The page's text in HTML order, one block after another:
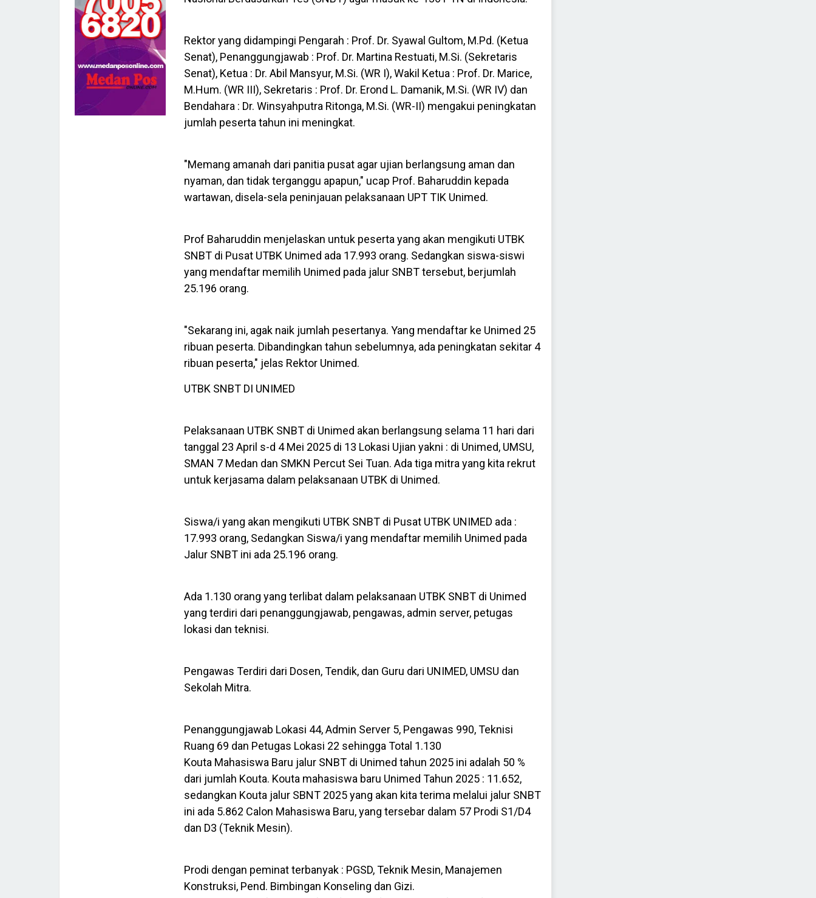
Rektor yang didampingi Pengarah : Prof. Dr. Syawal Gultom, M.Pd. (Ketua
Senat), Penanggungjawab : Prof. Dr. Martina Restuati, M.Si. (Sekretaris
Senat), Ketua : Dr. Abil Mansyur, M.Si. (WR I), Wakil Ketua : Prof. Dr. Marice,
M.Hum. (WR III), Sekretaris : Prof. Dr. Erond L. Damanik, M.Si. (WR IV) dan
Bendahara : Dr. Winsyahputra Ritonga, M.Si. (WR-II) mengakui peningkatan
jumlah peserta tahun ini meningkat.
"Memang amanah dari panitia pusat agar ujian berlangsung aman dan
nyaman, dan tidak terganggu apapun," ucap Prof. Baharuddin kepada
wartawan, disela-sela peninjauan pelaksanaan UPT TIK Unimed.
Prof Baharuddin menjelaskan untuk peserta yang akan mengikuti UTBK
SNBT di Pusat UTBK Unimed ada 17.993 orang. Sedangkan siswa-siswi
yang mendaftar memilih Unimed pada jalur SNBT tersebut, berjumlah
25.196 orang.
"Sekarang ini, agak naik jumlah pesertanya. Yang mendaftar ke Unimed 25
ribuan peserta. Dibandingkan tahun sebelumnya, ada peningkatan sekitar 4
ribuan peserta," jelas Rektor Unimed.
UTBK SNBT DI UNIMED
Pelaksanaan UTBK SNBT di Unimed akan berlangsung selama 11 hari dari
tanggal 23 April s-d 4 Mei 2025 di 13 Lokasi Ujian yakni : di Unimed, UMSU,
SMAN 7 Medan dan SMKN Percut Sei Tuan. Ada tiga mitra yang kita rekrut
untuk kerjasama dalam pelaksanaan UTBK di Unimed.
Siswa/i yang akan mengikuti UTBK SNBT di Pusat UTBK UNIMED ada :
17.993 orang, Sedangkan Siswa/i yang mendaftar memilih Unimed pada
Jalur SNBT ini ada 25.196 orang.
Ada 1.130 orang yang terlibat dalam pelaksanaan UTBK SNBT di Unimed
yang terdiri dari penanggungjawab, pengawas, admin server, petugas
lokasi dan teknisi.
Pengawas Terdiri dari Dosen, Tendik, dan Guru dari UNIMED, UMSU dan
Sekolah Mitra.
Penanggungjawab Lokasi 44, Admin Server 5, Pengawas 990, Teknisi
Ruang 69 dan Petugas Lokasi 22 sehingga Total 1.130
Kouta Mahasiswa Baru jalur SNBT di Unimed tahun 2025 ini adalah 50 %
dari jumlah Kouta. Kouta mahasiswa baru Unimed Tahun 2025 : 11.652,
sedangkan Kouta jalur SBNT 2025 yang akan kita terima melalui jalur SNBT
ini ada 5.862 Calon Mahasiswa Baru, yang tersebar dalam 57 Prodi S1/D4
dan D3 (Teknik Mesin).
Prodi dengan peminat terbanyak : PGSD, Teknik Mesin, Manajemen
Konstruksi, Pend. Bimbingan Konseling dan Gizi.